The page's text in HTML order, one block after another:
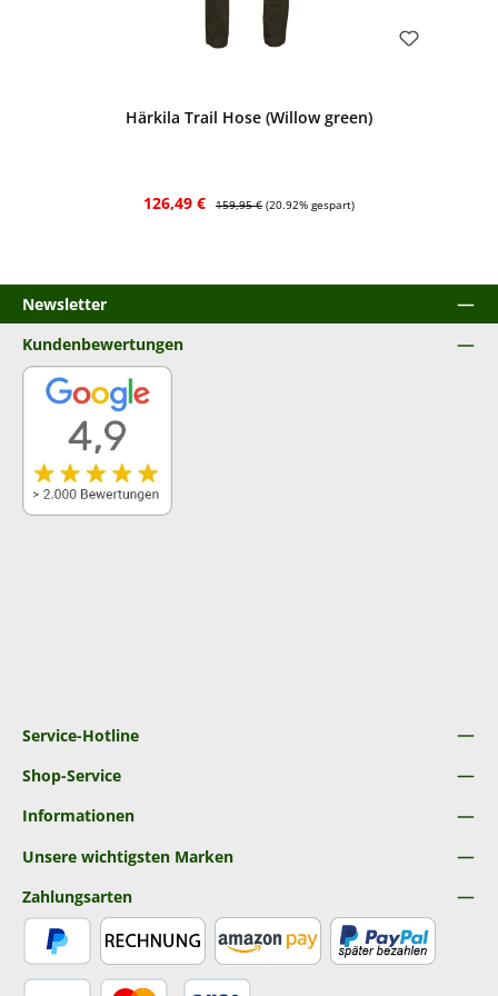
Härkila Trail Hose (Willow green)
Verkaufspreis:
126,49 € Regulärer Preis:
159,95 € (20.92% gespart)
Newsletter
Service-Hotline
Shop-Service
Informationen
Unsere wichtigsten Marken
Kundenbewertungen
Zahlungsarten